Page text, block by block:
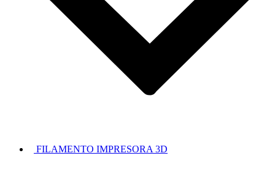
FILAMENTO IMPRESORA 3D